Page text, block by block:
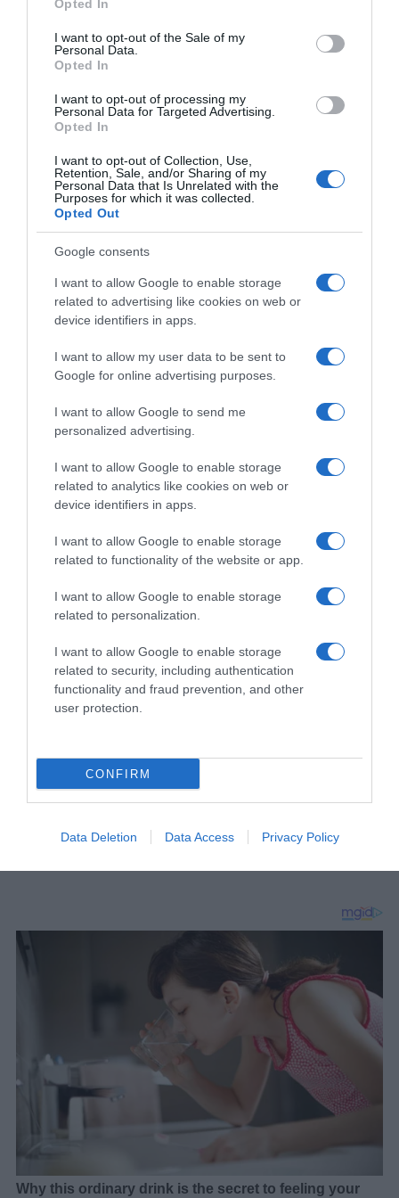
use your data for below specified purposes in below Google
consent section.
Opted In
I want to opt-out of the Sale of my
Personal Data.
Opted In
I want to opt-out of processing my
Personal Data for Targeted Advertising.
Opted In
I want to opt-out of Collection, Use,
Retention, Sale, and/or Sharing of my
Personal Data that Is Unrelated with the
Purposes for which it was collected.
Opted Out
Google consents
I want to allow Google to enable storage
related to advertising like cookies on web or
device identifiers in apps.
I want to allow my user data to be sent to
Google for online advertising purposes.
I want to allow Google to send me
personalized advertising.
I want to allow Google to enable storage
related to analytics like cookies on web or
device identifiers in apps.
I want to allow Google to enable storage
related to functionality of the website or app.
I want to allow Google to enable storage
related to personalization.
I want to allow Google to enable storage
related to security, including authentication
functionality and fraud prevention, and other
user protection.
CONFIRM
Data Deletion Data Access Privacy Policy
razreda, što je dovelo do osećaja frustracije, Malik je uspeo da
sačuva svoje dostojanstvo tokom celog tog iskušenja.
Gospođa Ramirez, Malikova učiteljica, primetila je izazove sa
kojima se suočava i odlučila je da ponudi svoju pomoć. Kroz
razgovore sa njim i njegovom majkom, uz pružanje diskretne
je osećaj podrške zajednice za Malika.
Školski projekat u kojem su deca delila svoje lične priče značajno
je promenio gledišta njegovih drugova iz razreda. Otkrili su da se
iza spoljašnjeg izgleda često kriju nevidljivi izazovi. Na kraju,
vršnjacima preneo ključnu lekciju: istinska snaga proizilazi iz
istrajnosti, dostojanstva i empatije.
Koji se uvidi mogu izvući iz ove naracije?Kvaliteti otpornosti i
istrajnosti su neophodni za prevazilaženje izazova koje život
potpuno transformiše život pojedinca. Značaj zajednice: Mali
činovi ljubaznosti mogu dovesti do značajnih
ishoda. Odgovornost i samodovoljnost: pojedinci bilo kog statusa
mogu drugima preneti značajne životne lekcije.
odrasle – olakšava poboljšanje zdravlja, povećano zadovoljstvo i
doslednih navika i praksa brige o sebi vode do mirnijih i efikasnijih